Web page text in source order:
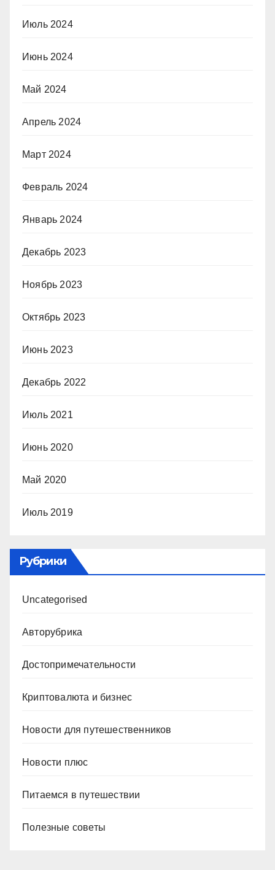
Июль 2024
Июнь 2024
Май 2024
Апрель 2024
Март 2024
Февраль 2024
Январь 2024
Декабрь 2023
Ноябрь 2023
Октябрь 2023
Июнь 2023
Декабрь 2022
Июль 2021
Июнь 2020
Май 2020
Июль 2019
Рубрики
Uncategorised
Авторубрика
Достопримечательности
Криптовалюта и бизнес
Новости для путешественников
Новости плюс
Питаемся в путешествии
Полезные советы